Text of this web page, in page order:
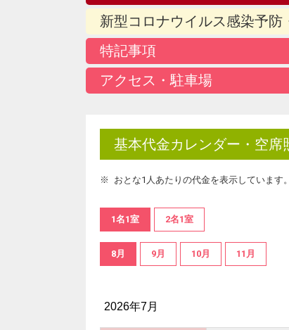
新型コロナウイルス感染予
特記事項
アクセス・駐車場
基本代金カレンダー・空席
おとな1人あたりの代金を表示しています
1名1室 2名1室
8月 9月 10月 11月
2026年7月